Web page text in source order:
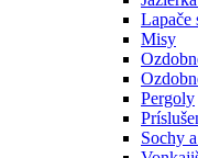
Lapače
Misy
Pergoly
Sochy